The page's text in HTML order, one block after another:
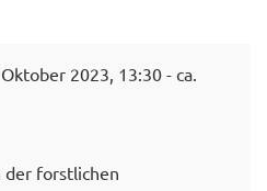
2023, 13:30 - ca.
der forstlichen